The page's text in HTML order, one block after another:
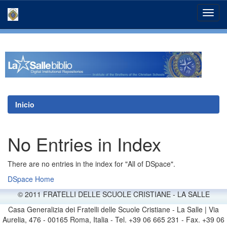
Inicio
No Entries in Index
There are no entries in the index for "All of DSpace".
DSpace Home
© 2011 FRATELLI DELLE SCUOLE CRISTIANE - LA SALLE
Casa Generalizia dei Fratelli delle Scuole Cristiane - La Salle | Via
Aurelia, 476 - 00165 Roma, Italia - Tel. +39 06 665 231 - Fax. +39 06